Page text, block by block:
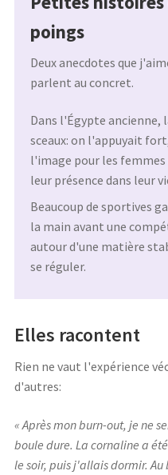
poings
Deux anecdotes que
parlent au concret.
Dans l'Égypte ancienne,
sceaux: on l'appuyait
l'image pour les
leur présence dans leur
Beaucoup de sportives
la main avant une
autour d'une matière
se réguler.
Elles racontent
Rien ne vaut l'expérience
d'autres:
« Après mon burn-out, je ne
boule dure. La cornaline a
le soir, puis j'allais dormir.